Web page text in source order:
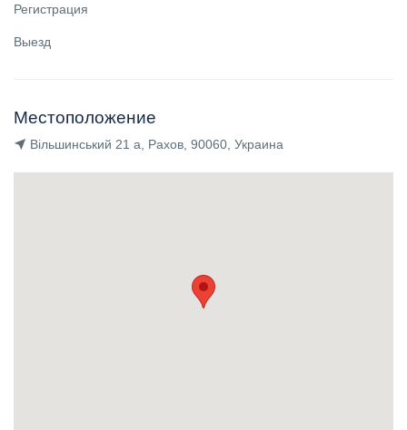
Регистрация
Выезд
Местоположение
Вільшинський 21 а, Рахов, 90060, Украина